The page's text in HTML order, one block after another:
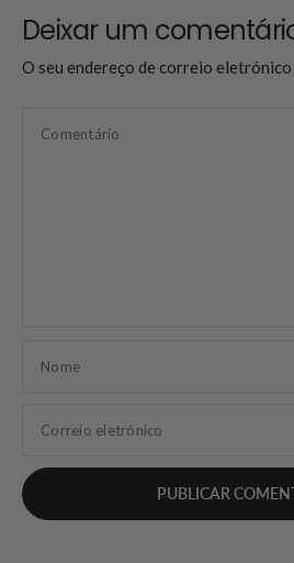
Deixar um
O seu endereço de correio eletrónico
Comentário
Nome
Correio eletrónico